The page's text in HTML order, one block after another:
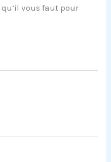
vous faut pour